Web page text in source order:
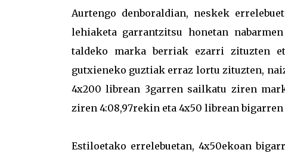
Aurtengo denboraldian, neskek
lehiaketa garrantzitsu honetan
taldeko marka berriak ezarri zituzten
gutxieneko guztiak erraz lortu zituzten,
4x200 librean 3garren sailkatu ziren
ziren 4:08,97rekin eta 4x50 librean bigarren
Estiloetako errelebuetan, 4x50ekoan